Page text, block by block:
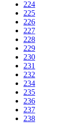
224
225
226
227
228
229
230
231
232
234
235
236
237
238